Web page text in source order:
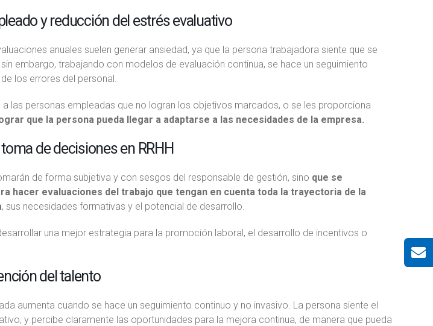
y reducción del estrés evaluativo
anuales suelen generar ansiedad, ya que la persona trabajadora siente que se
embargo, trabajando con modelos de evaluación continua, se hace un seguimiento
los errores del personal.
las personas empleadas que no logran los objetivos marcados, o se les proporciona
que la persona pueda llegar a adaptarse a las necesidades de la empresa.
de decisiones en RRHH
de forma subjetiva y con sesgos del responsable de gestión, sino que se
hacer evaluaciones del trabajo que tengan en cuenta toda la trayectoria de la
, sus necesidades formativas y el potencial de desarrollo.
una mejor estrategia para la promoción laboral, el desarrollo de incentivos o
del talento
aumenta cuando se hace un seguimiento continuo y no invasivo. La persona siente el
y percibe claramente las oportunidades para la mejora continua, de manera que pueda